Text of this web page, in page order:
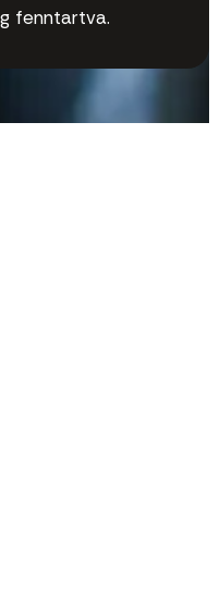
fenntartva.